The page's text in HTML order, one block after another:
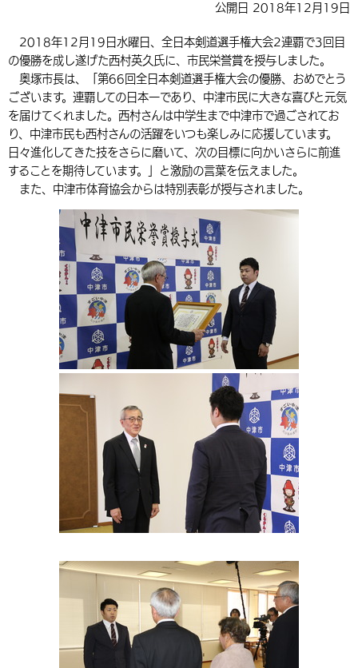
英語（English） 中国語（簡体字）
中国語（繁体字） 韓国語（한국어）
組織案内
健康・予防
税金 住宅・インフラ
環境・衛生 生涯学習・スポーツ・人権
選挙 外国人の方向け情報
産業・雇用
農林水産業 税金
都市整備
施設情報 子どもを預ける
手当・助成 健康・医療
相談・支援・情報 計画・施策
観光・移住
観光なび スポットを探す
遊ぶ・体験する グルメ・食べる
買う・おみやげ 四季のイベント・祭り
移住・定住
市政情報
中津市について 市役所の紹介
地方創生・地域活性化 広報・広聴
行政・計画
公開日 2018年12月19日
2018年12月19日水曜日、全日本剣道選手権大会2連覇で3回目
の優勝を成し遂げた西村英久氏に、市民栄誉賞を授与しました。
奥塚市長は、「第66回全日本剣道選手権大会の優勝、おめでとう
ございます。連覇しての日本一であり、中津市民に大きな喜びと元気
を届けてくれました。西村さんは中学生まで中津市で過ごされてお
り、中津市民も西村さんの活躍をいつも楽しみに応援しています。
日々進化してきた技をさらに磨いて、次の目標に向かいさらに前進
することを期待しています。」と激励の言葉を伝えました。
また、中津市体育協会からは特別表彰が授与されました。